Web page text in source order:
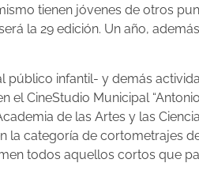
tienen jóvenes de otros
la 29 edición. Un año,
público infantil- y demás
CineStudio Municipal
de las Artes y las
categoría de cortometrajes
todos aquellos cortos que